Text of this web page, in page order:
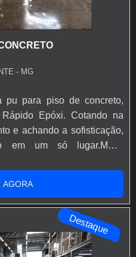
- MG
pu para piso de concreto,
Epóxi. Cotando na
e achando a sofisticação,
em um só lugar.MAIS
de tinta pu para piso
inovadora, chega até a
em seu escopo resina
e tinta para asf...
AGORA
Destaque